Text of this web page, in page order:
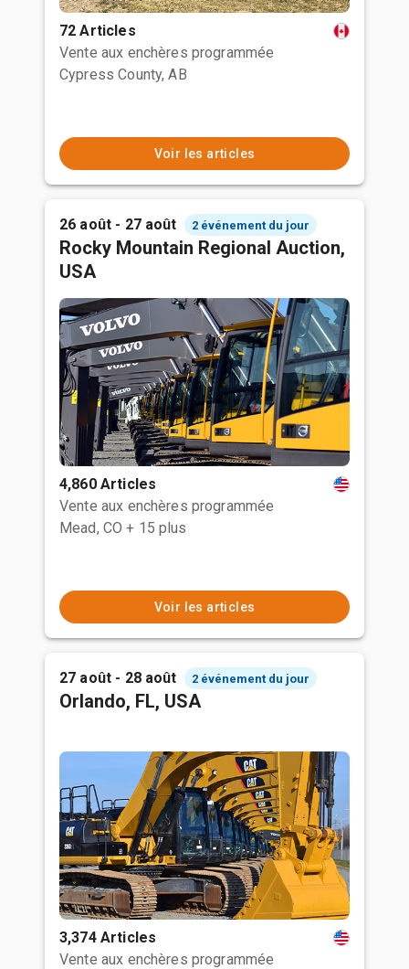
72 Articles
Vente aux enchères programmée
Cypress County, AB
Voir les articles
26 août - 27 août 2 événement du jour
Rocky Mountain Regional Auction,
USA
4,860 Articles
Vente aux enchères programmée
Mead, CO + 15 plus
Voir les articles
27 août - 28 août 2 événement du jour
Orlando, FL, USA
3,374 Articles
Vente aux enchères programmée